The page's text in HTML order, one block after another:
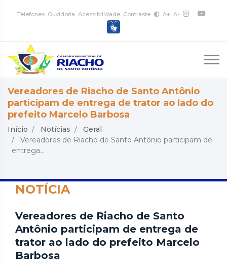
Telefones Ouvidoria Acessibilidade Contraste A+ A-
Vereadores de Riacho de Santo Antônio
participam de entrega de trator ao lado do
prefeito Marcelo Barbosa
Início Notícias
Geral
Vereadores de Riacho de Santo Antônio participam de
entrega...
NOTÍCIA
Vereadores de Riacho de Santo
Antônio participam de entrega de
trator ao lado do prefeito Marcelo
Barbosa